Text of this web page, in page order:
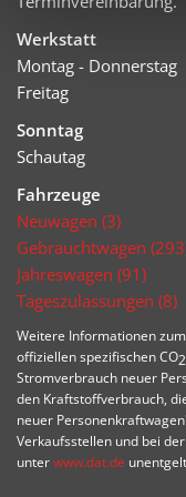
Werkstatt
Montag - Donnerstag
Freitag
Sonntag
Schautag
Fahrzeuge
Neuwagen (3)
Gebrauchtwagen
Jahreswagen (91)
Tageszulassungen (8)
Weitere Informationen
offiziellen spezifischen CO2
Stromverbrauch neuer
den Kraftstoffverbrauch,
neuer
Verkaufsstellen und bei
unterwww.dat.de